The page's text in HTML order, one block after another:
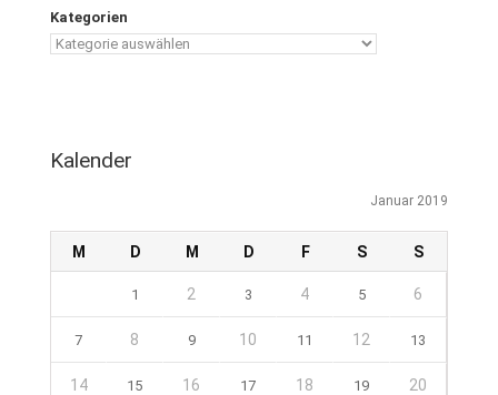
Kategorien
Kalender
Januar 2019
M D M D F S S
1 2 3 4 5 6
7 8 9 10 11 12 13
14 15 16 17 18 19 20